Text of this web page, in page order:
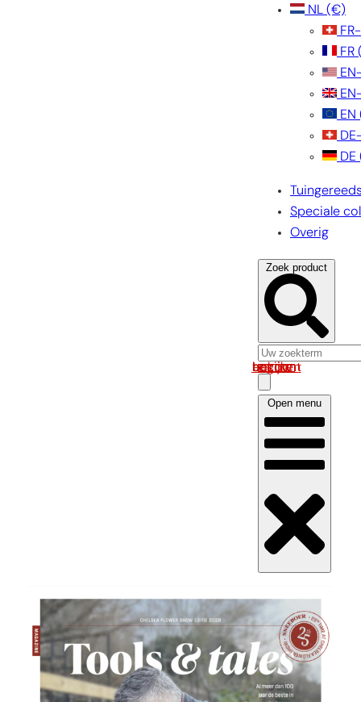
NL (€)
FR
EN
DE
Speciale
Overig
Zoek product
Log in om uw account te bekijken
Open menu